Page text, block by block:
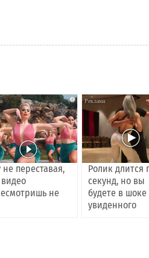
i
не переставая,
видео
не
Ролик длится
секунд, но вы
будете в шоке
увиденного